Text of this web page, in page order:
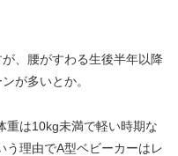
、腰がすわる生後半年以降
が多いとか。
重は10kg未満で軽い時期な
う理由でA型ベビーカーはレ